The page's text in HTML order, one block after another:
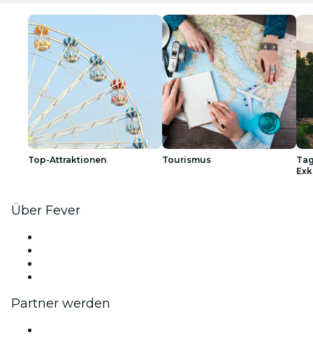
Top-Attraktionen Tourismus
Über Fever
Partner werden